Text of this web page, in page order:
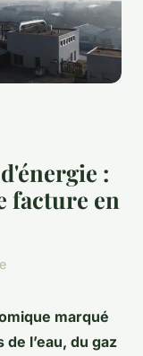
:
facture en
marqué
l’eau, du gaz